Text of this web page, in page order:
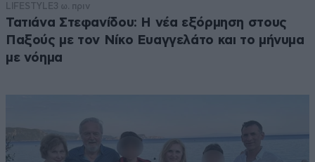
LIFESTYLE3 ω. πριν
Τατιάνα Στεφανίδου: Η νέα εξόρμηση στους
Παξούς με τον Νίκο Ευαγγελάτο και το μήνυμα
με νόημα